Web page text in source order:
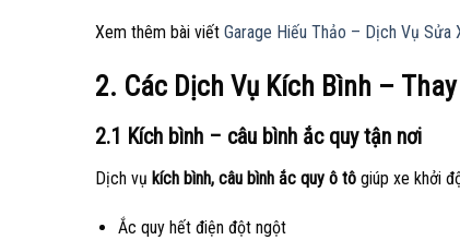
Xem thêm bài viết Garage Hiếu Thảo – Dịch Vụ Sửa
2. Các Dịch Vụ Kích Bình –
2.1 Kích bình – câu bình ắc quy tận nơi
Dịch vụ kích bình, câu bình ắc quy ô tô giúp xe khởi
Ắc quy hết điện đột ngột